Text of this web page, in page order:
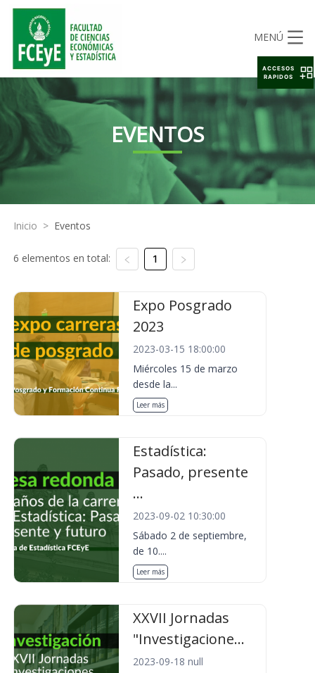
MENÚ
EVENTOS
Inicio > Eventos
6 elementos en total: 1
Expo Posgrado
2023
2023-03-15 18:00:00
Miércoles 15 de marzo
desde la...
Leer más
Estadística:
Pasado, presente
...
2023-09-02 10:30:00
Sábado 2 de septiembre,
de 10....
Leer más
XXVII Jornadas
"Investigacione...
2023-09-18 null
ACCESOS
RAPIDOS